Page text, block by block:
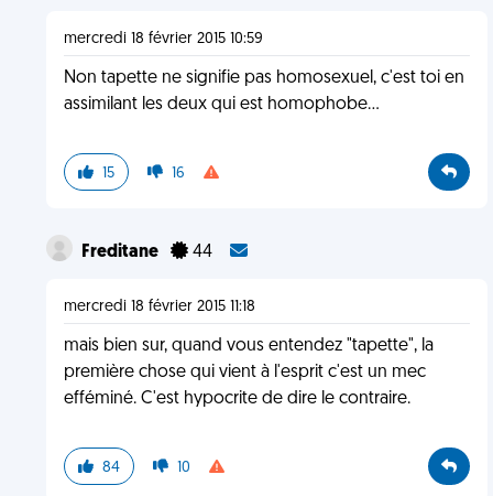
mercredi 18 février 2015 10:59
Non tapette ne signifie pas homosexuel, c'est toi en
assimilant les deux qui est homophobe...
15 16
Freditane 44
mercredi 18 février 2015 11:18
mais bien sur, quand vous entendez "tapette", la
première chose qui vient à l'esprit c'est un mec
efféminé. C'est hypocrite de dire le contraire.
84 10